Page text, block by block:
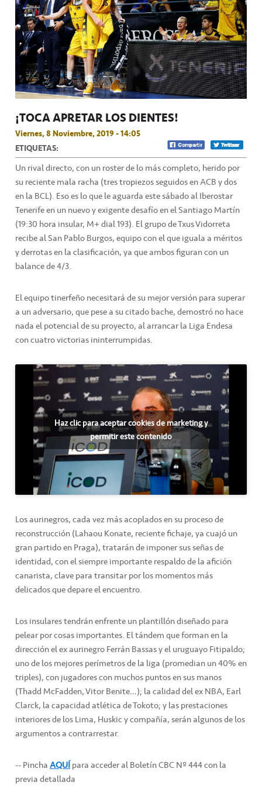
¡TOCA APRETAR LOS DIENTES!
Viernes, 8 Noviembre, 2019 - 14:05
ETIQUETAS:
Un rival directo, con un roster de lo más completo, herido por
su reciente mala racha (tres tropiezos seguidos en ACB y dos
en la BCL). Eso es lo que le aguarda este sábado al Iberostar
Tenerife en un nuevo y exigente desafío en el Santiago Martín
(19:30 hora insular, M+ dial 193). El grupo de Txus Vidorreta
recibe al San Pablo Burgos, equipo con el que iguala a méritos
y derrotas en la clasificación, ya que ambos figuran con un
balance de 4/3.
El equipo tinerfeño necesitará de su mejor versión para superar
a un adversario, que pese a su citado bache, demostró no hace
nada el potencial de su proyecto, al arrancar la Liga Endesa
con cuatro victorias ininterrumpidas.
Haz clic para aceptar cookies de marketing y
permitir este contenido
Los aurinegros, cada vez más acoplados en su proceso de
reconstrucción (Lahaou Konate, reciente fichaje, ya cuajó un
gran partido en Praga), tratarán de imponer sus señas de
identidad, con el siempre importante respaldo de la afición
canarista, clave para transitar por los momentos más
delicados que depare el encuentro.
Los insulares tendrán enfrente un plantillón diseñado para
pelear por cosas importantes. El tándem que forman en la
dirección el ex aurinegro Ferrán Bassas y el uruguayo Fitipaldo;
uno de los mejores perímetros de la liga (promedian un 40% en
triples), con jugadores con muchos puntos en sus manos
(Thadd McFadden, Vitor Benite…); la calidad del ex NBA, Earl
Clarck, la capacidad atlética de Tokoto; y las prestaciones
interiores de los Lima, Huskic y compañía, serán algunos de los
argumentos a contrarrestar.
-- PinchaAQUÍpara acceder al Boletín CBC Nº 444 con la
previa detallada